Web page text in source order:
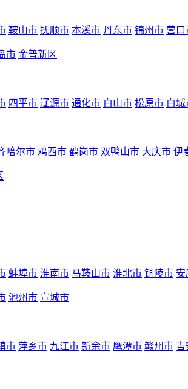
鞍山市 抚顺市 本溪市 丹东市 锦州市 营口
市 金普新区
四平市 辽源市 通化市 白山市 松原市 白城
哈尔市 鸡西市 鹤岗市 双鸭山市 大庆市 伊
蚌埠市 淮南市 马鞍山市 淮北市 铜陵市 安
池州市 宣城市
市 萍乡市 九江市 新余市 鹰潭市 赣州市 吉